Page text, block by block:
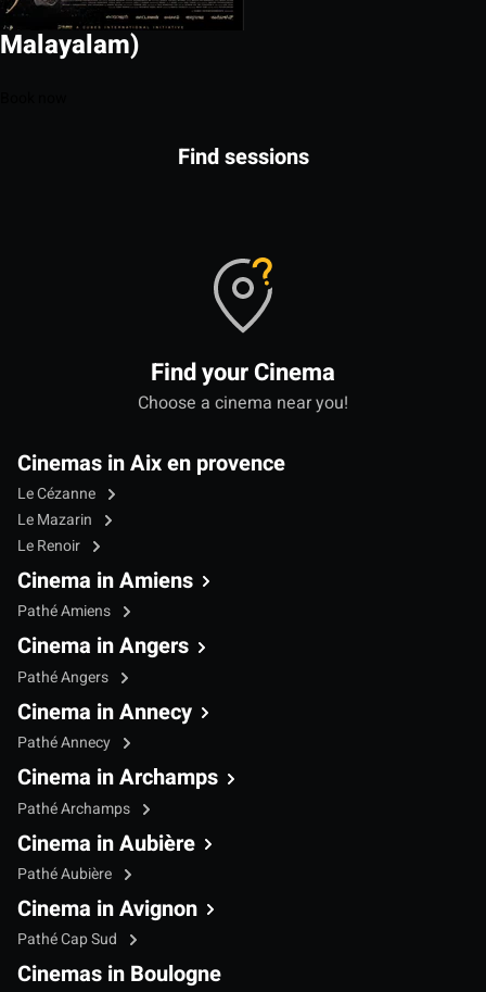
Malayalam)
Find sessions
Find your Cinema
Choose a cinema near you!
Cinemas in Aix en provence
Le Cézanne
Le Mazarin
Le Renoir
Cinema in Amiens
Pathé Amiens
Cinema in Angers
Pathé Angers
Cinema in Annecy
Pathé Annecy
Cinema in Archamps
Pathé Archamps
Cinema in Aubière
Pathé Aubière
Cinema in Avignon
Pathé Cap Sud
Cinemas in Boulogne